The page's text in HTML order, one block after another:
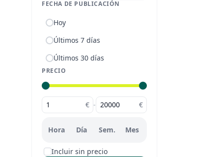
FECHA DE PUBLICACIÓN
Hoy
Últimos 7 días
Últimos 30 días
PRECIO
€ - €
Hora Día Sem. Mes
Incluir sin precio